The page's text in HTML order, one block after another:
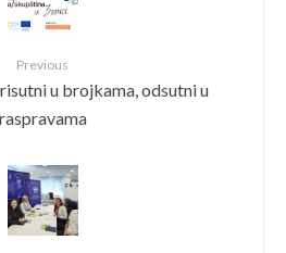
Previous
u brojkama, odsutni u
raspravama